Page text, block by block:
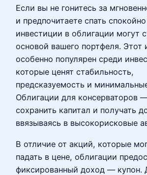
Если вы не гонитесь за
и предпочитаете спать
инвестиции в облигации могут
основой вашего портфеля. Этот
особенно популярен среди
которые ценят стабильность,
предсказуемость и
Облигации для консерваторов
сохранить капитал и получать
ввязываясь в высокорисковые
В отличие от акций, которые
падать в цене, облигации
фиксированный доход — купон.